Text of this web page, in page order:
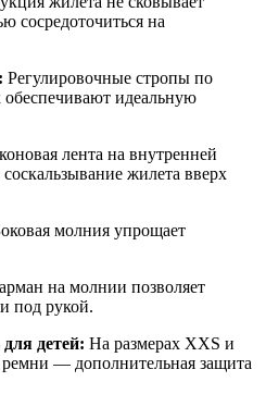
сосредоточиться на
Регулировочные стропы по
идеальную
лента на внутренней
жилета вверх
молния упрощает
на молнии позволяет
под рукой.
детей: На размерах XXS и
— дополнительная защита